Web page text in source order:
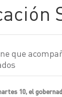
que
10, el